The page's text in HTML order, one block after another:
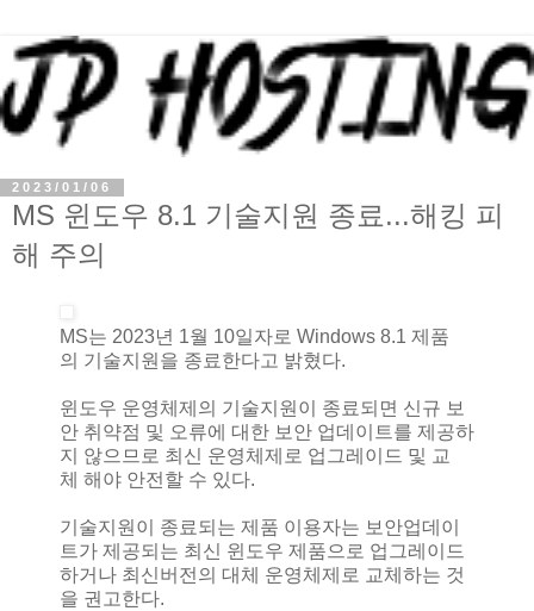
2023/01/06
MS 윈도우 8.1 기술지원 종료...해킹 피
해 주의
MS는 2023년 1월 10일자로 Windows 8.1 제품
의 기술지원을 종료한다고 밝혔다.
윈도우 운영체제의 기술지원이 종료되면 신규 보
안 취약점 및 오류에 대한 보안 업데이트를 제공하
지 않으므로 최신 운영체제로 업그레이드 및 교
체 해야 안전할 수 있다.
기술지원이 종료되는 제품 이용자는 보안업데이
트가 제공되는 최신 윈도우 제품으로 업그레이드
하거나 최신버전의 대체 운영체제로 교체하는 것
을 권고한다.